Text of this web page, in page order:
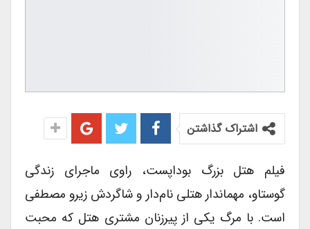
اشتراک گذاشتن
فیلم هتل بزرگ بوداپست، راوی ماجرای زندگی
گوستاو، مهماندار هتلی نام‌دار و شاگردش زیرو مصطفی
است. با مرگ یکی از پیرزنان مشتری هتل که محبت